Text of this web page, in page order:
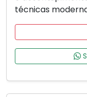
técnicas